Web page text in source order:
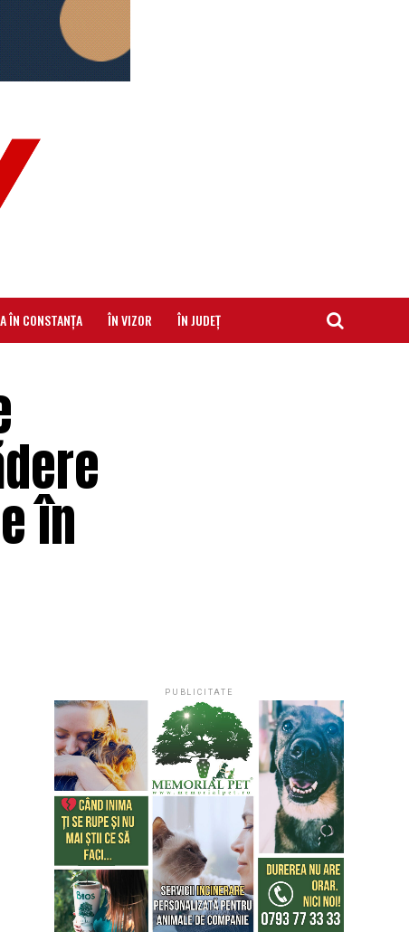
ÎN CONSTANȚA ÎN VIZOR ÎN JUDEȚ
în
PUBLICITATE